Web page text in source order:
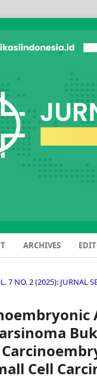
ARCHIVES
7 NO. 2 (2025): JURNAL
Cell